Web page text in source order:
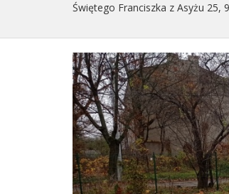
Świętego Franciszka z Asyżu 25,